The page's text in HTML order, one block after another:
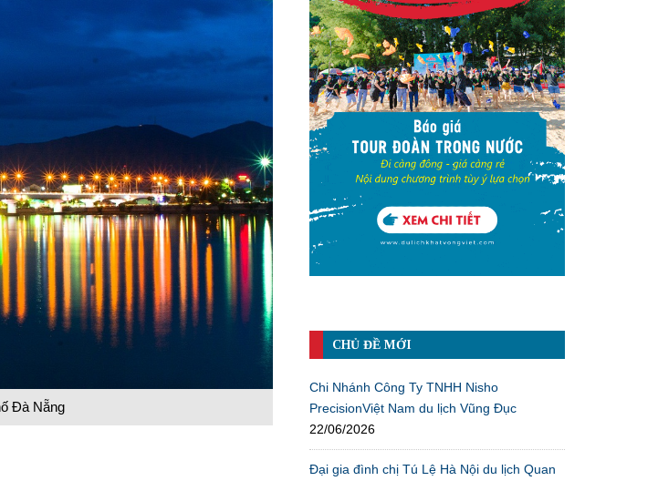
Đà Nẵng
CHỦ ĐỀ MỚI
Chi Nhánh Công Ty TNHH Nisho
PrecisionViệt Nam du lịch Vũng Đục
22/06/2026
Đại gia đình chị Tú Lệ Hà Nội du lịch Quan